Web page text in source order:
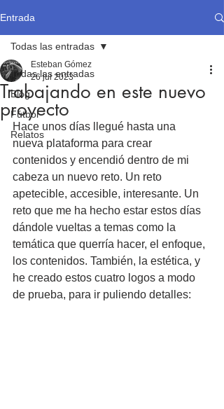
Entrada
Todas las entradas
Blog
Fútbol
Relatos
Todas las entradas
Trabajando en este nuevo
proyecto
Esteban Gómez
26 jul 2023
Hace unos días llegué hasta una
nueva plataforma para crear
contenidos y encendió dentro de mi
cabeza un nuevo reto. Un reto
apetecible, accesible, interesante. Un
reto que me ha hecho estar estos días
dándole vueltas a temas como la
temática que querría hacer, el enfoque,
los contenidos. También, la estética, y
he creado estos cuatro logos a modo
de prueba, para ir puliendo detalles: